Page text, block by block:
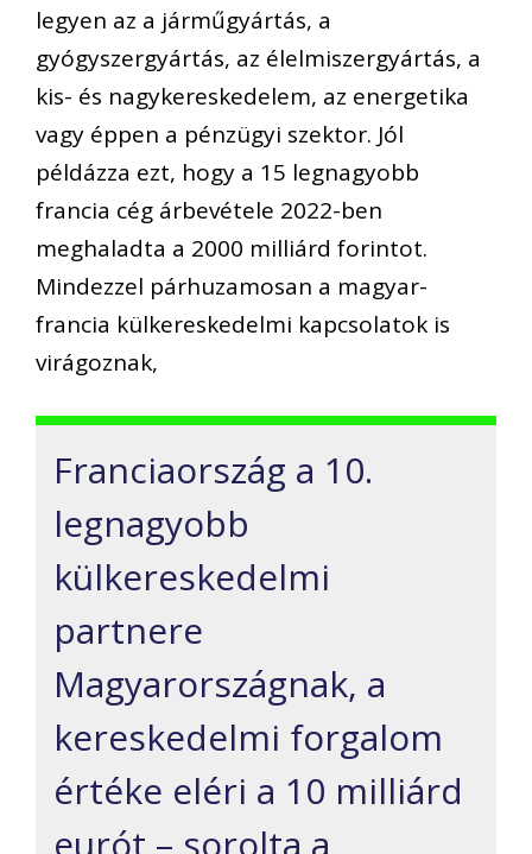
legyen az a járműgyártás, a
gyógyszergyártás, az élelmiszergyártás, a
kis- és nagykereskedelem, az energetika
vagy éppen a pénzügyi szektor. Jól
példázza ezt, hogy a 15 legnagyobb
francia cég árbevétele 2022-ben
meghaladta a 2000 milliárd forintot.
Mindezzel párhuzamosan a magyar-
francia külkereskedelmi kapcsolatok is
virágoznak,
Franciaország a 10.
legnagyobb
külkereskedelmi
partnere
Magyarországnak, a
kereskedelmi forgalom
értéke eléri a 10 milliárd
eurót – sorolta a